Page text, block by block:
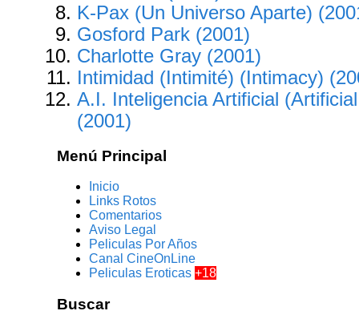
K-Pax (Un Universo Aparte)
Gosford Park (2001)
Charlotte Gray (2001)
Intimidad (Intimité) (Intimacy)
A.I. Inteligencia Artificial
(2001)
Menú Principal
Inicio
Links Rotos
Comentarios
Aviso Legal
Peliculas Por Años
Canal CineOnLine
Peliculas Eroticas+18
Buscar